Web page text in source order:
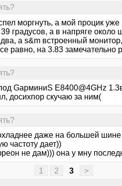
моргнуть, а мой процик
градусов, а в напряге
а s&m встроенный
равно, на 3.83 замечательно
GарминиS Е8400@4GHz
досихпор скучаю за ним(
даже на большей
частоту дает))
не дам))) она у мну
1 2 3 >